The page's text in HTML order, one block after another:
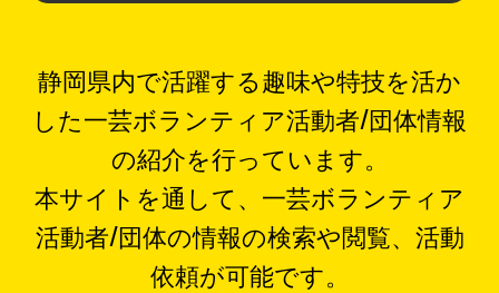
静岡県内で活躍する趣味や特技を活か
した一芸ボランティア活動者/団体情報
の紹介を行っています。
本サイトを通して、一芸ボランティア
活動者/団体の情報の検索や閲覧、活動
依頼が可能です。